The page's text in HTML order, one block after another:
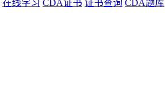
在线学习 CDA证书 证书查询 CDA题库